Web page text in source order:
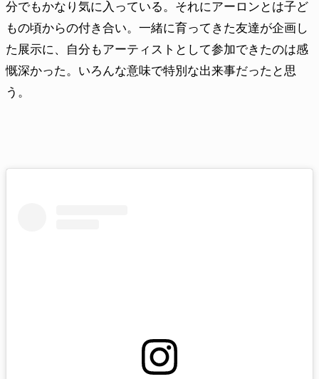
分でもかなり気に入っている。それにアーロンとは子ど
もの頃からの付き合い。一緒に育ってきた友達が企画し
た展示に、自分もアーティストとして参加できたのは感
慨深かった。いろんな意味で特別な出来事だったと思
う。